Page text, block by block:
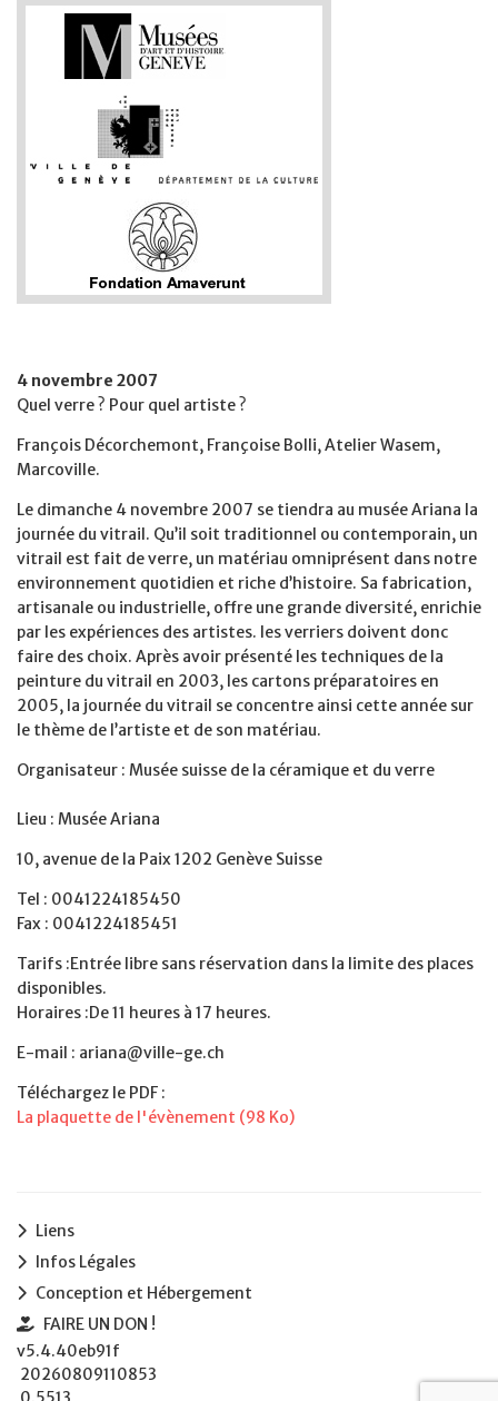
4 novembre 2007
Quel verre ? Pour quel artiste ?
François Décorchemont, Françoise Bolli, Atelier Wasem,
Marcoville.
Le dimanche 4 novembre 2007 se tiendra au musée Ariana la
journée du vitrail. Qu’il soit traditionnel ou contemporain, un
vitrail est fait de verre, un matériau omniprésent dans notre
environnement quotidien et riche d’histoire. Sa fabrication,
artisanale ou industrielle, offre une grande diversité, enrichie
par les expériences des artistes. les verriers doivent donc
faire des choix. Après avoir présenté les techniques de la
peinture du vitrail en 2003, les cartons préparatoires en
2005, la journée du vitrail se concentre ainsi cette année sur
le thème de l’artiste et de son matériau.
Organisateur : Musée suisse de la céramique et du verre
Lieu : Musée Ariana
10, avenue de la Paix 1202 Genève Suisse
Tel : 0041224185450
Fax : 0041224185451
Tarifs :Entrée libre sans réservation dans la limite des places
disponibles.
Horaires :De 11 heures à 17 heures.
E-mail : ariana@ville-ge.ch
Téléchargez le PDF :
La plaquette de l'évènement (98 Ko)
Liens
Infos Légales
Conception et Hébergement
FAIRE UN DON !
v5.4.40eb91f
20260809110853